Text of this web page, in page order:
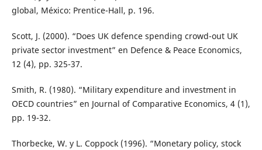
global, México: Prentice-Hall, p. 196.
Scott, J. (2000). “Does UK defence spending crowd-out UK
private sector investment” en Defence & Peace Economics,
12 (4), pp. 325-37.
Smith, R. (1980). “Military expenditure and investment in
OECD countries” en Journal of Comparative Economics, 4 (1),
pp. 19-32.
Thorbecke, W. y L. Coppock (1996). “Monetary policy, stock